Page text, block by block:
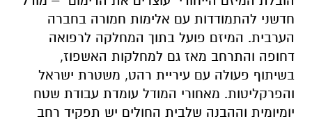
חדשני להתמודדות עם אלימות חמורה בחברה
הערבית. המיזם פועל בתוך המחלקה לרפואה
דחופה והתרחב מאז גם למחלקות האשפוז,
בשיתוף פעולה עם עיריית רהט, משטרת ישראל
והפרקליטות. מאחורי המודל עומדת עבודת שטח
יומיומית וההבנה שלבית החולים יש תפקיד רחב